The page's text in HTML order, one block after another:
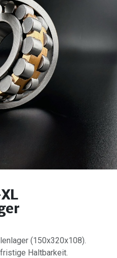
(150x320x108).
Haltbarkeit.